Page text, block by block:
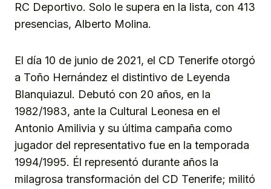
RC Deportivo. Solo le supera en la lista, con 413
presencias, Alberto Molina.
El día 10 de junio de 2021, el CD Tenerife otorgó
a Toño Hernández el distintivo de Leyenda
Blanquiazul. Debutó con 20 años, en la
1982/1983, ante la Cultural Leonesa en el
Antonio Amilivia y su última campaña como
jugador del representativo fue en la temporada
1994/1995. Él representó durante años la
milagrosa transformación del CD Tenerife; militó